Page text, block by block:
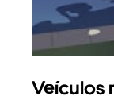
Veículos